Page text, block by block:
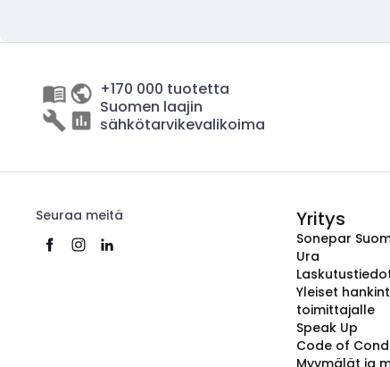
+170 000 tuotetta
Suomen laajin
sähkötarvikevalikoima
Seuraa meitä Yritys
Sonepar
Ura
Yleiset
toimittajalle
Speak Up
Code of
Myymälät ja